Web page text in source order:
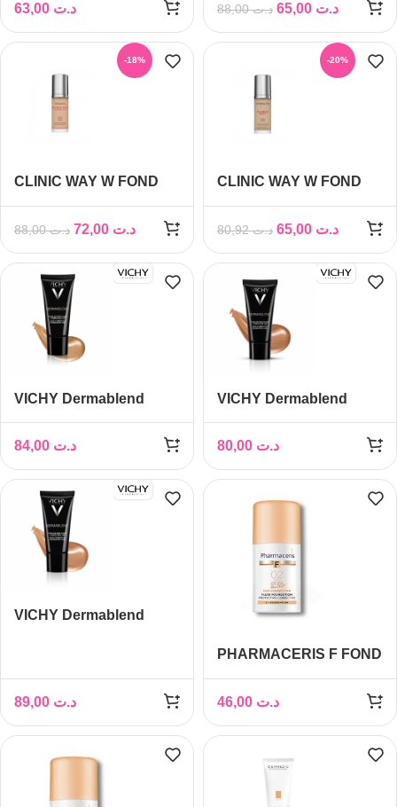
د.ت
د.ت88,00 د.ت
-18%
CLINIC WAY W FOND
د.ت88,00 د.ت
-20%
CLINIC WAY W FOND
د.ت80,92 د.ت
VICHY Dermablend
correcteur 16h Teinte 35
Sand, 30ml
د.ت
VICHY Dermablend
correcteur 16h Teinte 15
Opal, 30ml
د.ت
VICHY Dermablend
د.ت
PHARMACERIS F FOND
SAND) 30ML
د.ت